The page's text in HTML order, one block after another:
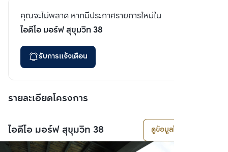
คุณจะไม่พลาด หากมีประกาศรายการใหม่ใน
ไอดีโอ มอร์ฟ สุขุมวิท 38
รับการแจ้งเตือน
รายละเอียดโครงการ
ไอดีโอ มอร์ฟ สุขุมวิท 38 ดูข้อมูลโครงการ